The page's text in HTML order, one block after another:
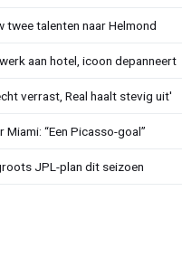
twee talenten naar Helmond
aan hotel, icoon depanneert
verrast, Real haalt stevig uit'
“Een Picasso-goal”
JPL-plan dit seizoen